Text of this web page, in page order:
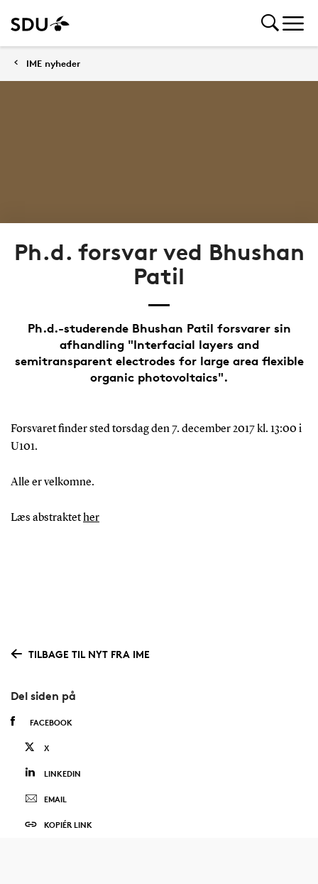
IME nyheder
Ph.d. forsvar ved Bhushan
Patil
Ph.d.-studerende Bhushan Patil forsvarer sin
afhandling "Interfacial layers and
semitransparent electrodes for large area flexible
organic photovoltaics".
Forsvaret finder sted torsdag den 7. december 2017 kl. 13:00 i
U101.
Alle er velkomne.
Læs abstraktether
TILBAGE TIL NYT FRA IME
Del siden på
FACEBOOK
X
LINKEDIN
EMAIL
KOPIÉR LINK